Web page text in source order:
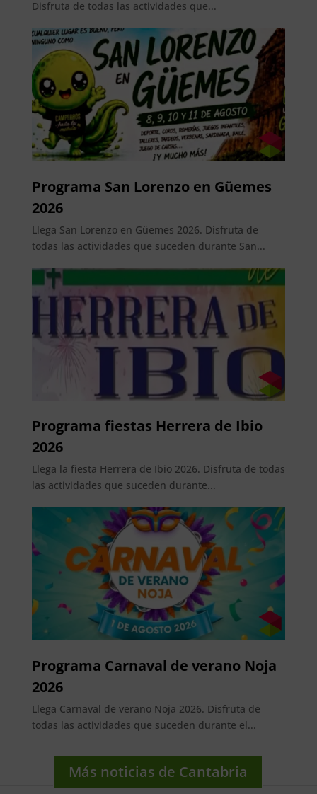
Disfruta de todas las actividades que...
Programa San Lorenzo en Güemes
2026
Llega San Lorenzo en Güemes 2026. Disfruta de
todas las actividades que suceden durante San...
Programa fiestas Herrera de Ibio
2026
Llega la fiesta Herrera de Ibio 2026. Disfruta de todas
las actividades que suceden durante...
Programa Carnaval de verano Noja
2026
Llega Carnaval de verano Noja 2026. Disfruta de
todas las actividades que suceden durante el...
Más noticias de Cantabria